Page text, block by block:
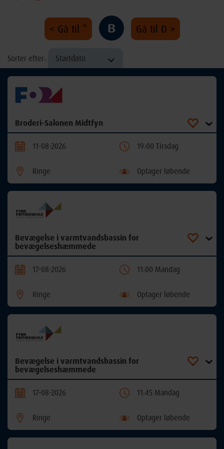
< Gå til * B Gå til D >
Sorter efter: Startdato
Broderi-Salonen Midtfyn
11-08-2026 19:00 Tirsdag
Ringe Optager løbende
Bevægelse i varmtvandsbassin for
bevægelseshæmmede
17-08-2026 11:00 Mandag
Ringe Optager løbende
Bevægelse i varmtvandsbassin for
bevægelseshæmmede
17-08-2026 11:45 Mandag
Ringe Optager løbende